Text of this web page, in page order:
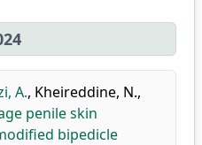
A., Kheireddine, N.,
penile skin
bipedicle